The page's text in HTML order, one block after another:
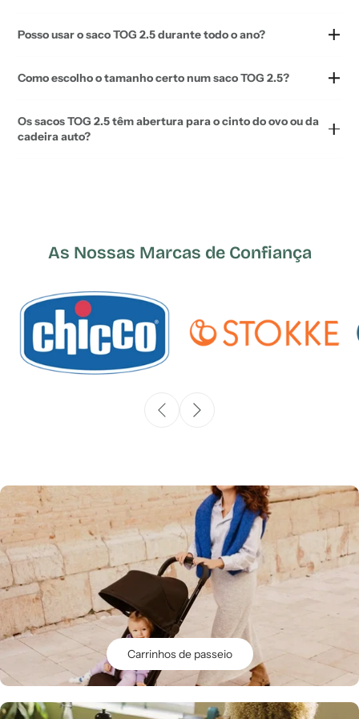
Posso usar o saco TOG 2.5 durante todo o ano?
Como escolho o tamanho certo num saco TOG 2.5?
Os sacos TOG 2.5 têm abertura para o cinto do ovo ou da
cadeira auto?
As Nossas Marcas de Confiança
Carrinhos de passeio